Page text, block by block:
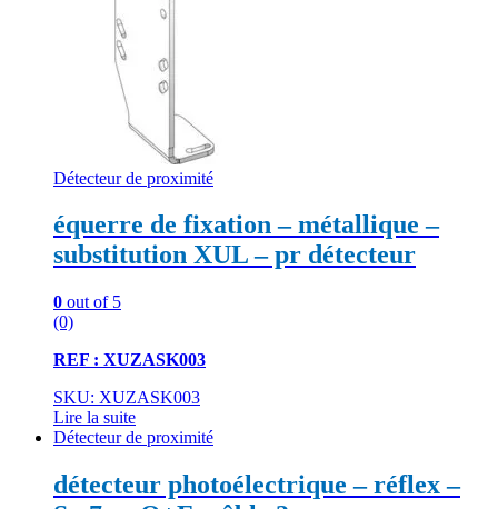
Détecteur de proximité
équerre de fixation – métallique –
substitution XUL – pr détecteur
0 out of 5
(0)
REF : XUZASK003
SKU: XUZASK003
Lire la suite
Détecteur de proximité
détecteur photoélectrique – réflex –